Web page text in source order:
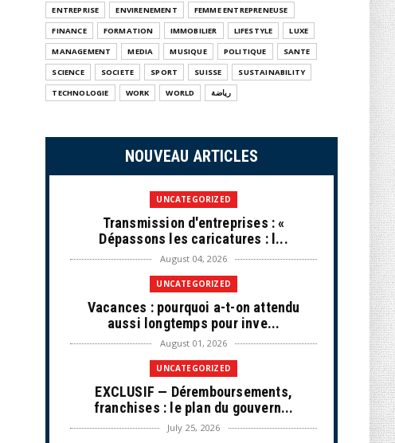
ENTREPRISE
ENVIRENEMENT
FEMME ENTREPRENEUSE
FINANCE
FORMATION IMMOBILIER LIFESTYLE
LUXE
MANAGEMENT
MEDIA MUSIQUE POLITIQUE
SANTE
SCIENCE
SOCIETE SPORT SUISSE
SUSTAINABILITY
TECHNOLOGIE
WORK WORLD رياضة
NOUVEAU ARTICLES
UNCATEGORIZED
Transmission d'entreprises : «
Dépassons les caricatures : l...
August 04, 2026
UNCATEGORIZED
Vacances : pourquoi a-t-on attendu
aussi longtemps pour inve...
August 01, 2026
UNCATEGORIZED
EXCLUSIF — Déremboursements,
franchises : le plan du gouvern...
July 25, 2026